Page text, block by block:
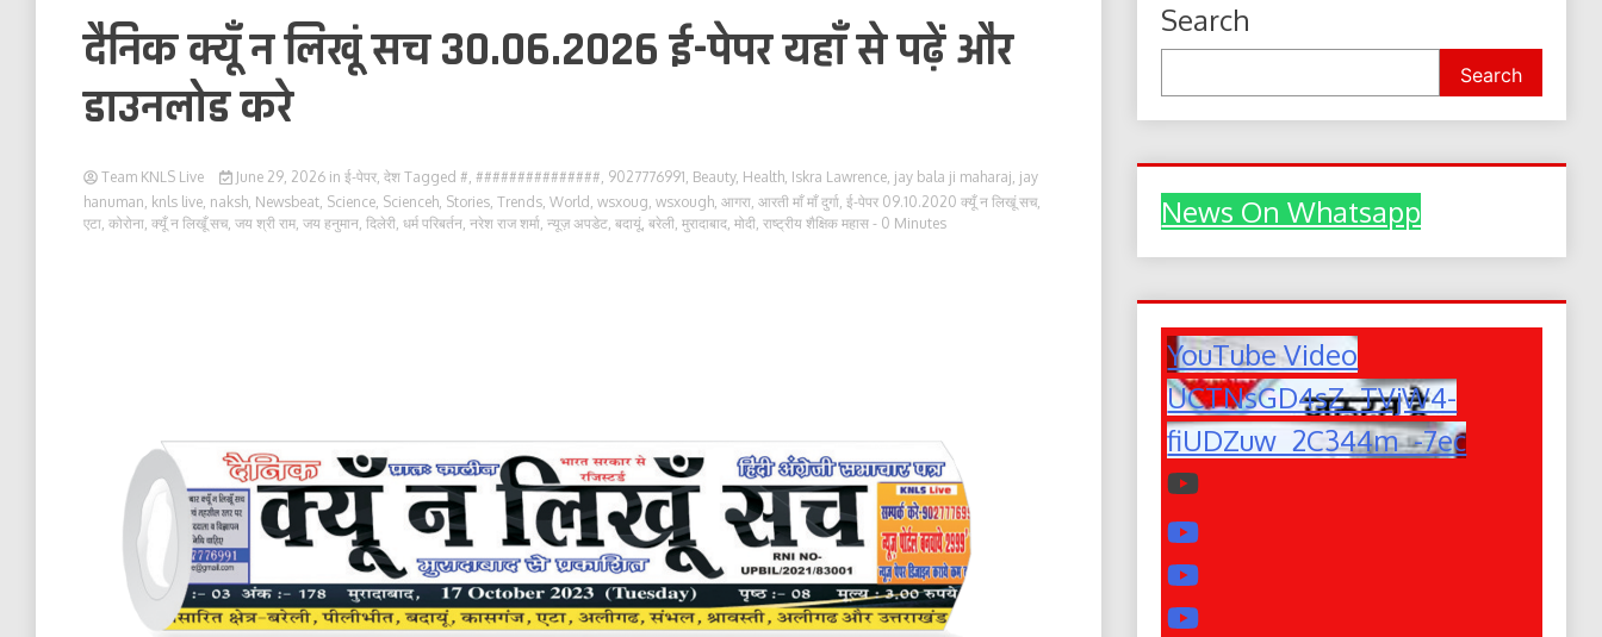
दैनिक क्यूँ न लिखूं सच 30.06.2026 ई-पेपर यहाँ से पढ़ें और
डाउनलोड करे
Team KNLS Live June 29, 2026 in ई-पेपर, देश Tagged #, ###############, 9027776991, Beauty, Health, Iskra Lawrence, jay bala ji maharaj, jay
hanuman, knls live, naksh, Newsbeat, Science, Scienceh, Stories, Trends, World , wsxoug, wsxough, आगरा, आरती माँ माँ दुर्गा, ई-पेपर 09.10.2020 क्यूँ न लिखूं सच,
एटा, कोरोना, क्यूँ न लिखूँ सच, जय श्री राम, जय हनुमान, दिलेरी, धर्म परिबर्तन, नरेश राज शर्मा, न्यूज़ अपडेट, बदायूं, बरेली, मुरादाबाद, मोदी, राष्ट्रीय शैक्षिक महास - 0 Minutes
Search
Search
News On Whatsapp
YouTube Video
UCTNsGD4sZ_TVjW4-
fiUDZuw_2C344m_-7ec